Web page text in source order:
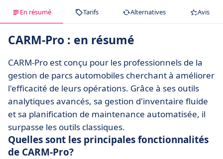
En résumé Tarifs Alternatives Avis
CARM-Pro : en résumé
CARM-Pro est conçu pour les professionnels de la
gestion de parcs automobiles cherchant à améliorer
l'efficacité de leurs opérations. Grâce à ses outils
analytiques avancés, sa gestion d'inventaire fluide
et sa planification de maintenance automatisée, il
surpasse les outils classiques.
Quelles sont les principales fonctionnalités
de CARM-Pro?